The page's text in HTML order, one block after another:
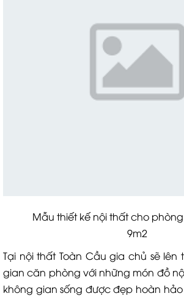
Mẫu thiết kế nội thất cho phòng
9m2
Tại nội thất Toàn Cầu gia chủ sẽ lên
gian căn phòng với những món đồ
không gian sống được đẹp hoàn